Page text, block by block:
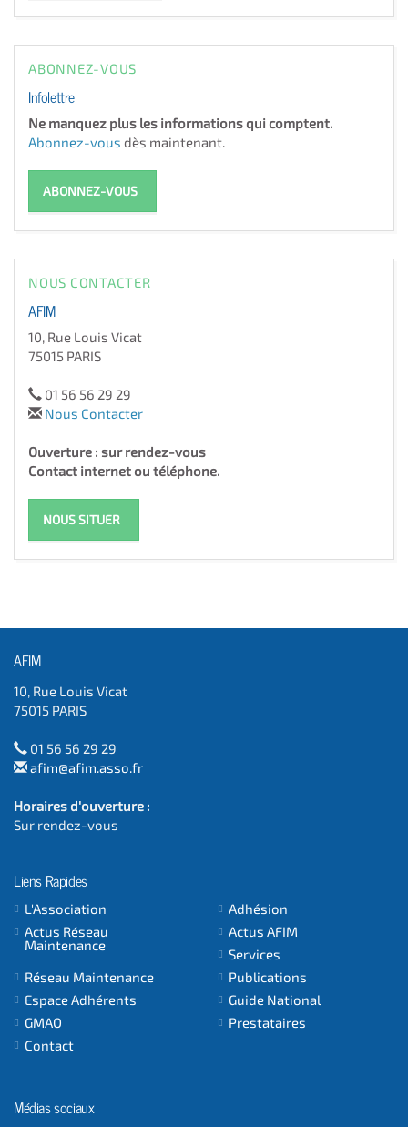
ABONNEZ-VOUS
Infolettre
Ne manquez plus les informations qui comptent.
Abonnez-vous dès maintenant.
ABONNEZ-VOUS
NOUS CONTACTER
AFIM
10, Rue Louis Vicat
75015 PARIS
01 56 56 29 29
Nous Contacter
Ouverture : sur rendez-vous
Contact internet ou téléphone.
NOUS SITUER
AFIM
10, Rue Louis Vicat
75015 PARIS
01 56 56 29 29
afim@afim.asso.fr
Horaires d'ouverture :
Sur rendez-vous
Liens Rapides
L'Association
Adhésion
Actus Réseau
Maintenance
Actus AFIM
Services
Réseau Maintenance
Publications
Espace Adhérents
Guide National
GMAO
Prestataires
Contact
Médias sociaux